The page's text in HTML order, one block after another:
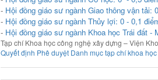
- Hội đồng giáo sư ngành Giao thông vận tải:
- Hội đồng giáo sư ngành Thủy lợi: 0 - 0,1
- Hội đồng giáo sư ngành Khoa học Trái đất -
Tạp chí Khoa học công nghệ xây dựng – Viện
Quyết định Phê duyệt Danh mục tạp chí khoa